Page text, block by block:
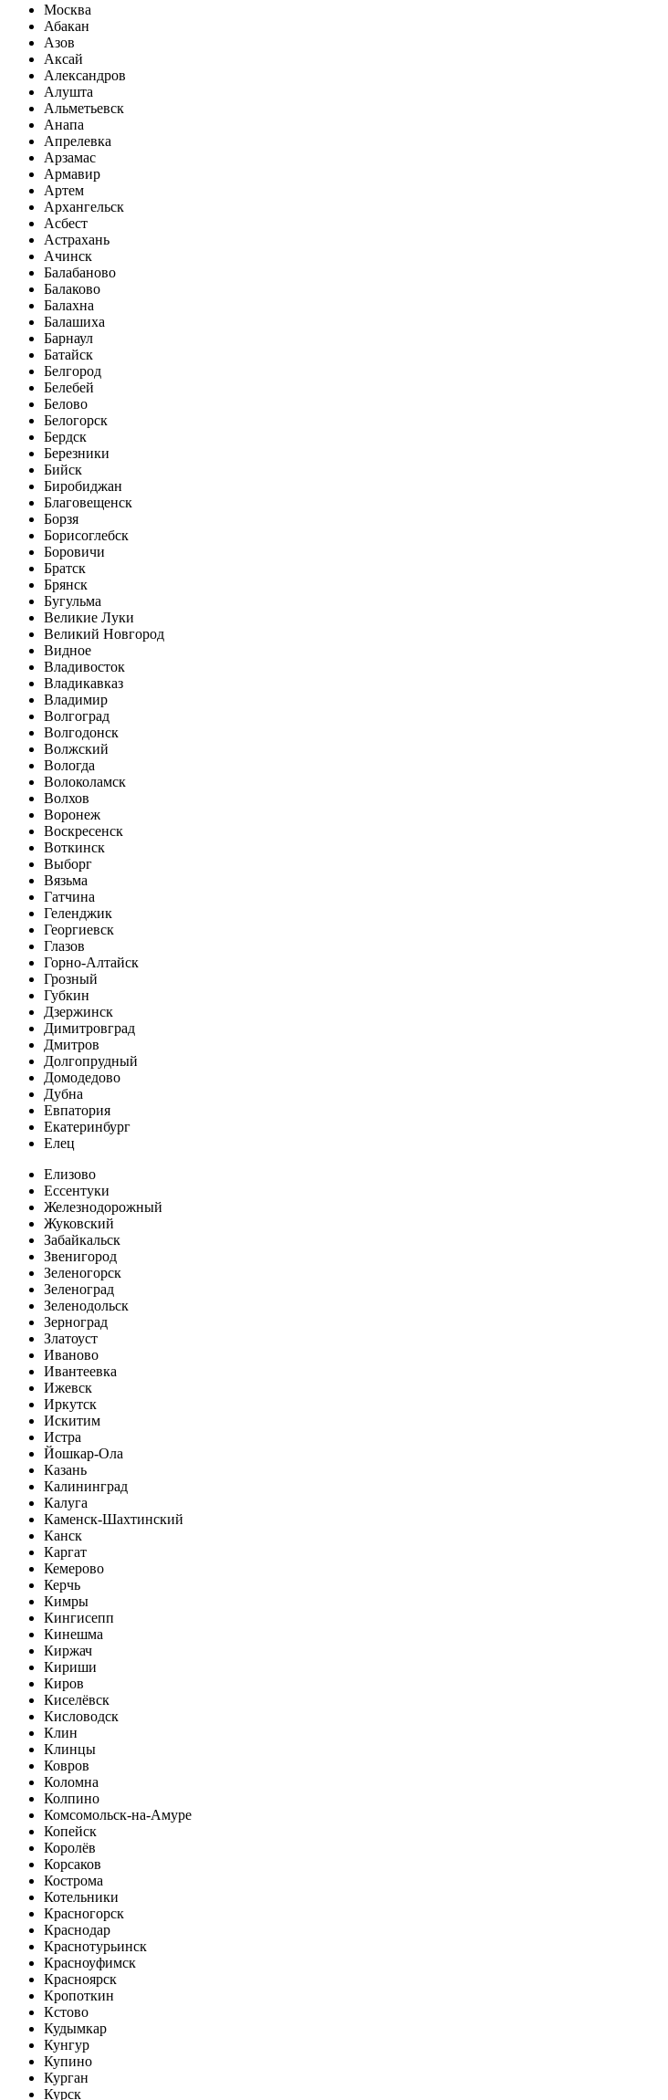
Москва
Абакан
Азов
Аксай
Александров
Алушта
Альметьевск
Анапа
Апрелевка
Арзамас
Армавир
Артем
Архангельск
Асбест
Астрахань
Ачинск
Балабаново
Балаково
Балахна
Балашиха
Барнаул
Батайск
Белгород
Белебей
Белово
Белогорск
Бердск
Березники
Бийск
Биробиджан
Благовещенск
Борзя
Борисоглебск
Боровичи
Братск
Брянск
Бугульма
Великие Луки
Великий Новгород
Видное
Владивосток
Владикавказ
Владимир
Волгоград
Волгодонск
Волжский
Вологда
Волоколамск
Волхов
Воронеж
Воскресенск
Воткинск
Выборг
Вязьма
Гатчина
Геленджик
Георгиевск
Глазов
Горно-Алтайск
Грозный
Губкин
Дзержинск
Димитровград
Дмитров
Долгопрудный
Домодедово
Дубна
Евпатория
Екатеринбург
Елец
Елизово
Ессентуки
Железнодорожный
Жуковский
Забайкальск
Звенигород
Зеленогорск
Зеленоград
Зеленодольск
Зерноград
Златоуст
Иваново
Ивантеевка
Ижевск
Иркутск
Искитим
Истра
Йошкар-Ола
Казань
Калининград
Калуга
Каменск-Шахтинский
Канск
Каргат
Кемерово
Керчь
Кимры
Кингисепп
Кинешма
Киржач
Кириши
Киров
Киселёвск
Кисловодск
Клин
Клинцы
Ковров
Коломна
Колпино
Комсомольск-на-Амуре
Копейск
Королёв
Корсаков
Кострома
Котельники
Красногорск
Краснодар
Краснотурьинск
Красноуфимск
Красноярск
Кропоткин
Кстово
Кудымкар
Кунгур
Купино
Курган
Курск